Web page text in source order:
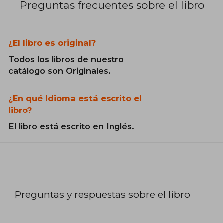
Preguntas frecuentes sobre el libro
¿El libro es original?
Todos los libros de nuestro
catálogo son Originales.
¿En qué Idioma está escrito el
libro?
El libro está escrito en Inglés.
Preguntas y respuestas sobre el libro